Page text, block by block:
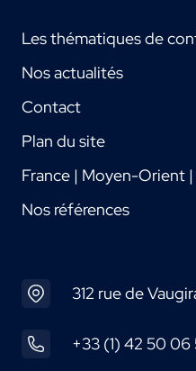
Les thématiques de
Nos actualités
Contact
Plan du site
France | Moyen-Orient
Nos références
312 rue de
+33 (1) 42 50 06